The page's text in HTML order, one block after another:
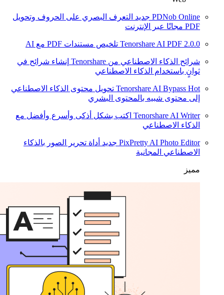
PDNob Online جديد التعرف البصري على الحروف وتحويل
PDF مجانًا عبر الإنترنت
Tenorshare AI PDF 2.0.0 تلخيص مستندات PDF مع AI
شرائح الذكاء الاصطناعي من Tenorshare
إنشاء شرائح في
ثوانٍ باستخدام الذكاء الاصطناعي
Tenorshare AI Bypass Hot
تحويل محتوى الذكاء الاصطناعي
إلى محتوى شبيه بالمحتوى البشري
Tenorshare AI Writer اكتب بشكل أذكى وأسرع وأفضل مع
الذكاء الاصطناعي
PixPretty AI Photo Editor جديد أداة تحرير الصور بالذكاء
الاصطناعي المجانية
مميز